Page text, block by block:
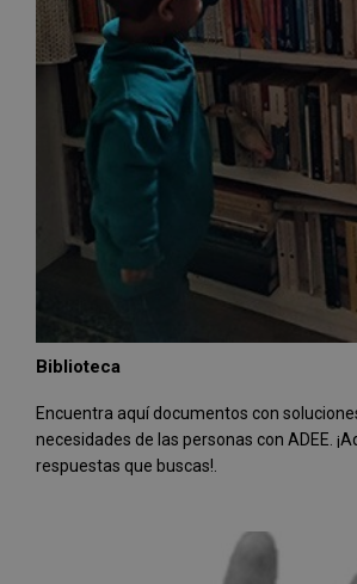
Biblioteca
Encuentra aquí documentos con
necesidades de las personas con ADEE.
respuestas que buscas!.